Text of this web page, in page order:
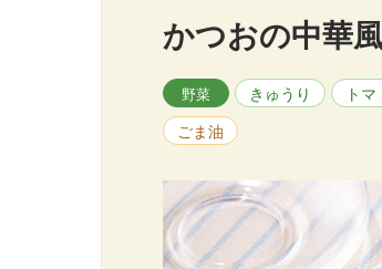
かつおの中華
野菜 きゅうり ト
ごま油